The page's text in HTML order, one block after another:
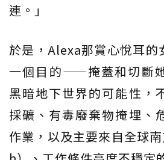
連。」
於是，Alexa那賞心悅耳的
一個目的——掩蓋和切斷
黑暗地下世界的可能性，
採礦、有毒廢棄物掩埋、
作業，以及主要來自全球